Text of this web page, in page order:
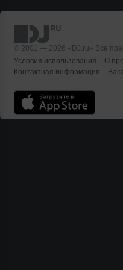
© 2001 — 2026 «DJ.ru» Все
Условия использования
О
Контактная информация